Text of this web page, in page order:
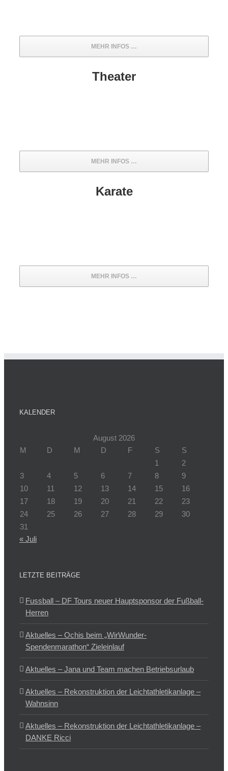
MEHR INFOS …
Theater
MEHR INFOS …
Karate
MEHR INFOS …
KALENDER
August 2026
M
D M D F S
S
1
2
3
4 5 6 7 8
9
10
11 12 13 14 15
16
17
18 19 20 21 22
23
24
25 26 27 28 29
30
31
« Juli
LETZTE BEITRÄGE
Fussball – DF Tours neuer Hauptsponsor der Fußball-
Herren
Aktuelles – Ochis beim „WirWunder-
Spendenmarathon“ Zieleinlauf
Aktuelles – Jana und Team machen Betriebsurlaub
Aktuelles – Rekonstruktion der Leichtathletikanlage –
Wahnsinn
Aktuelles – Rekonstruktion der Leichtathletikanlage –
DANKE Ricci